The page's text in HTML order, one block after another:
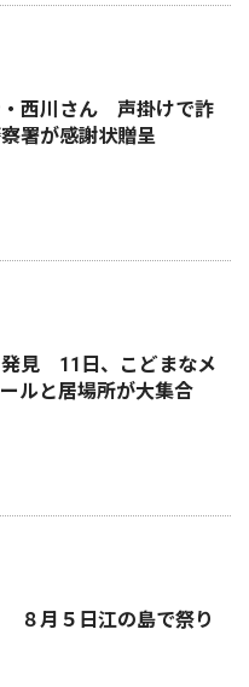
・西川さん 声掛けで詐
署が感謝状贈呈
発見 11日、こどまなメ
ルと居場所が大集合
８月５日江の島で祭り